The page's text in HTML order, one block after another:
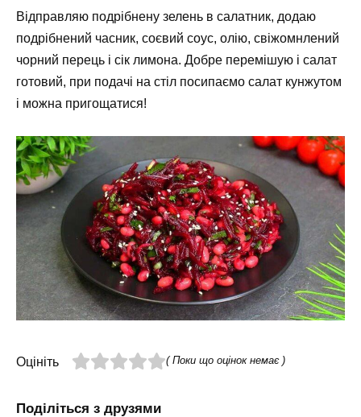
Відправляю подрібнену зелень в салатник, додаю
подрібнений часник, соєвий соус, олію, свіжомнлений
чорний перець і сік лимона. Добре перемішую і салат
готовий, при подачі на стіл посипаємо салат кунжутом
і можна пригощатися!
Оцініть ( Поки що оцінок немає )
Поділіться з друзями